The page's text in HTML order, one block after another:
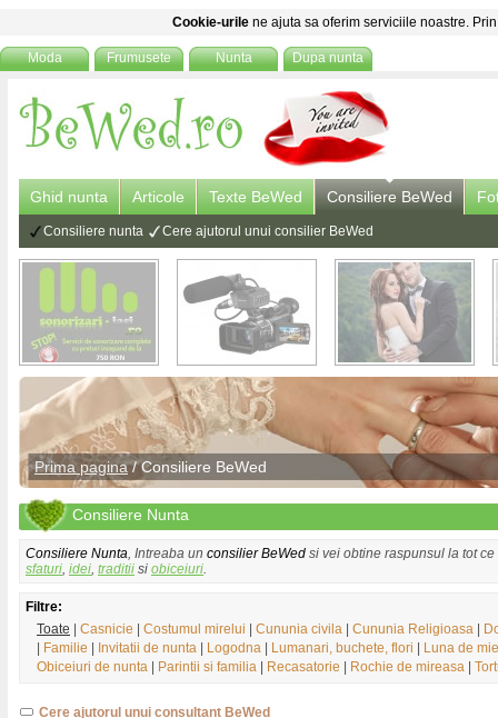
Cookie-urile ne ajuta sa oferim serviciile noastre.
Moda Frumusete Nunta Dupa nunta
Ghid nunta Articole Texte BeWed Consiliere BeWed
Consiliere nunta Cere ajutorul unui consilier BeWed
Prima pagina/ Consiliere BeWed
Consiliere Nunta
Consiliere Nunta, Intreaba un consilier BeWed si vei obtine raspunsul la tot
sfaturi, idei, traditii si obiceiuri.
Filtre:
Toate
Casnicie Costumul mirelui Cununia civila Cununia Religioasa
Familie Invitatii de nunta Logodna Lumanari, buchete, flori
Luna de
Obiceiuri de nunta
Parintii si familia Recasatorie Rochie de mireasa
Cere ajutorul unui consultant BeWed